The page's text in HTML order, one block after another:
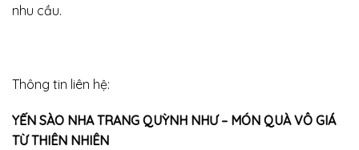
nhu cầu.
Thông tin liên hệ:
YẾN SÀO NHA TRANG QUỲNH NHƯ – MÓN QUÀ VÔ GIÁ
TỪ THIÊN NHIÊN